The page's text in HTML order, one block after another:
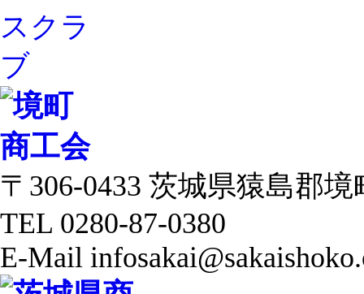
〒306-0433 茨城県猿島郡境
TEL 0280-87-0380
E-Mail